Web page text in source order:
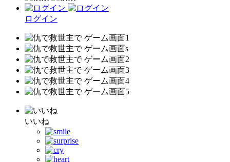
ログイン
いいね